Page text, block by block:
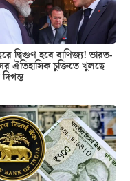
দ্বিগুণ হবে বাণিজ্য! ভারত-
ঐতিহাসিক চুক্তিতে খুলছে